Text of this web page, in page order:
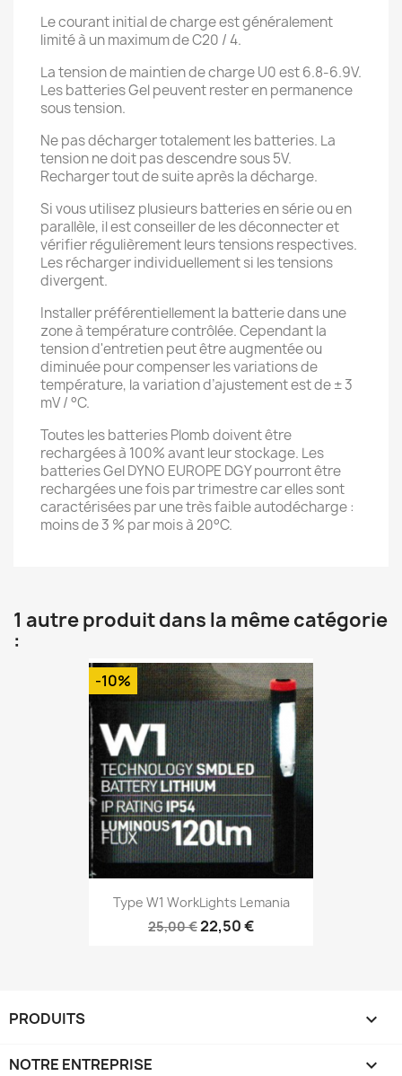
Le courant initial de charge est généralement
limité à un maximum de C20 / 4.
La tension de maintien de charge U0 est 6.8-6.9V.
Les batteries Gel peuvent rester en permanence
sous tension.
Ne pas décharger totalement les batteries. La
tension ne doit pas descendre sous 5V.
Recharger tout de suite après la décharge.
Si vous utilisez plusieurs batteries en série ou en
parallèle, il est conseiller de les déconnecter et
vérifier régulièrement leurs tensions respectives.
Les récharger individuellement si les tensions
divergent.
Installer préférentiellement la batterie dans une
zone à température contrôlée. Cependant la
tension d'entretien peut être augmentée ou
diminuée pour compenser les variations de
température, la variation d’ajustement est de ± 3
mV / °C.
Toutes les batteries Plomb doivent être
rechargées à 100% avant leur stockage. Les
batteries Gel DYNO EUROPE DGY pourront être
rechargées une fois par trimestre car elles sont
caractérisées par une très faible autodécharge :
moins de 3 % par mois à 20°C.
1 autre produit dans la même catégorie
:
Type W1 WorkLights Lemania
25,00 €22,50 €
-10%
PRODUITS 
NOTRE ENTREPRISE 